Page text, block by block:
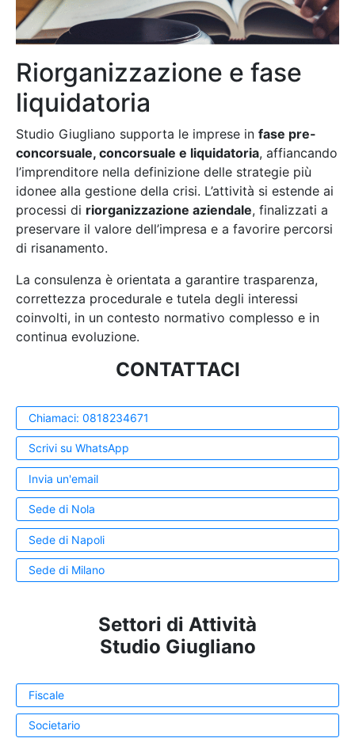
Riorganizzazione e fase
liquidatoria
Studio Giugliano supporta le imprese in fase pre-
concorsuale, concorsuale e liquidatoria, affiancando
l’imprenditore nella definizione delle strategie più
idonee alla gestione della crisi. L’attività si estende ai
processi di riorganizzazione aziendale, finalizzati a
preservare il valore dell’impresa e a favorire percorsi
di risanamento.
La consulenza è orientata a garantire trasparenza,
correttezza procedurale e tutela degli interessi
coinvolti, in un contesto normativo complesso e in
continua evoluzione.
CONTATTACI
Chiamaci: 0818234671
Scrivi su WhatsApp
Invia un'email
Sede di Nola
Sede di Napoli
Sede di Milano
Settori di Attività
Studio Giugliano
Fiscale
Societario